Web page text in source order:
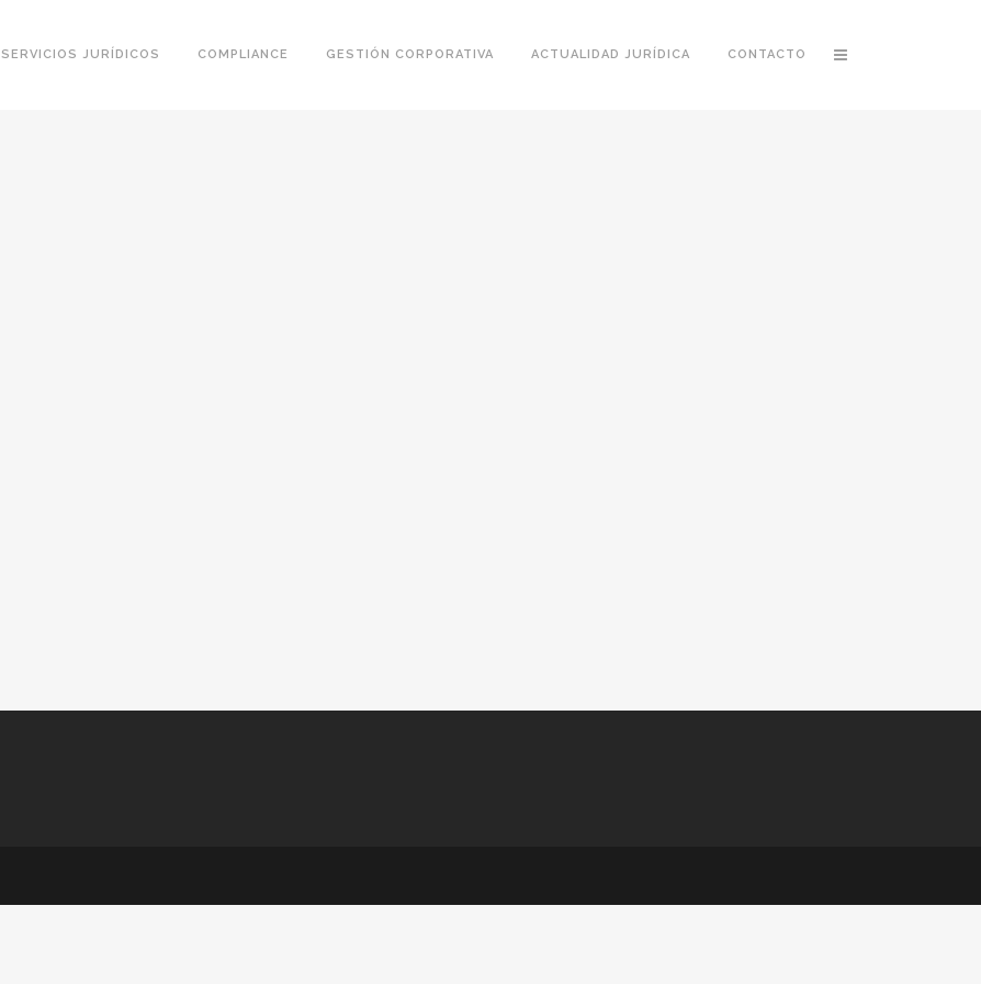
SERVICIOS JURÍDICOS COMPLIANCE GESTIÓN CORPORATIVA ACTUALIDAD JURÍDICA CONTACTO